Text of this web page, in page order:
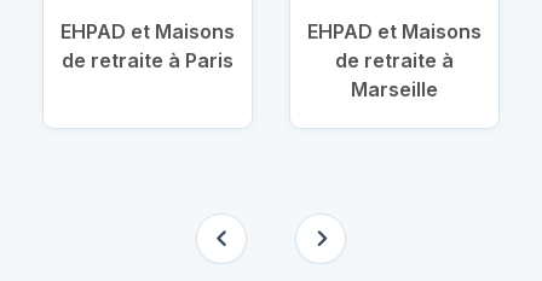
EHPAD et Maisons
de retraite à Paris
EHPAD et Maisons
de retraite à
Marseille